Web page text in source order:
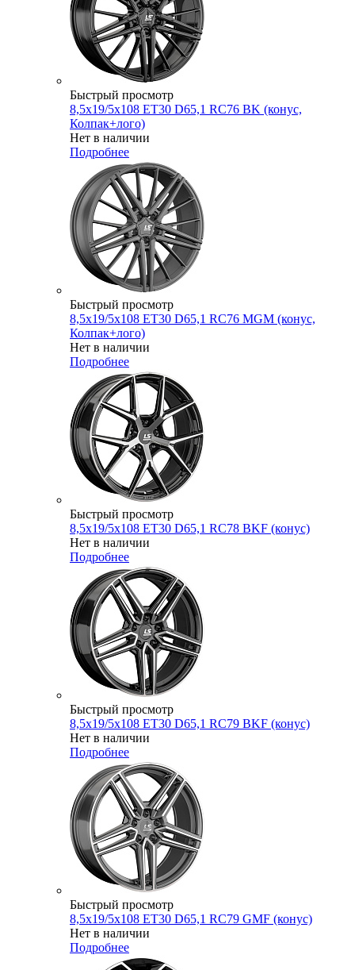
Быстрый просмотр
8,5x19/5x108 ET30 D65,1 RC76 BK (конус,
Колпак+лого)
Нет в наличии
Подробнее
Быстрый просмотр
8,5x19/5x108 ET30 D65,1 RC76 MGM (конус,
Колпак+лого)
Нет в наличии
Подробнее
Быстрый просмотр
8,5x19/5x108 ET30 D65,1 RC78 BKF (конус)
Нет в наличии
Подробнее
Быстрый просмотр
8,5x19/5x108 ET30 D65,1 RC79 BKF (конус)
Нет в наличии
Подробнее
Быстрый просмотр
8,5x19/5x108 ET30 D65,1 RC79 GMF (конус)
Нет в наличии
Подробнее